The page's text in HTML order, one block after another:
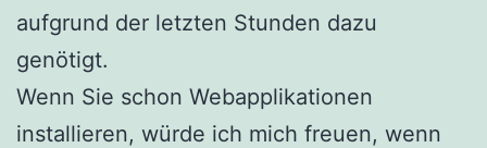
aufgrund der letzten Stunden dazu
genötigt.
Wenn Sie schon Webapplikationen
installieren, würde ich mich freuen, wenn